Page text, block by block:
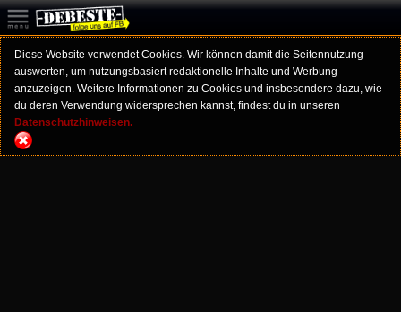
Diese Website verwendet Cookies. Wir können damit die Seitennutzung
auswerten, um nutzungsbasiert redaktionelle Inhalte und Werbung
anzuzeigen. Weitere Informationen zu Cookies und insbesondere dazu, wie
du deren Verwendung widersprechen kannst, findest du in unseren
Datenschutzhinweisen.